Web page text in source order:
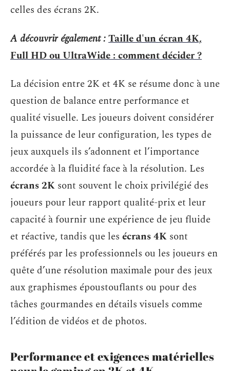
celles des écrans 2K.
A découvrir également :Taille d'un écran 4K,
Full HD ou UltraWide : comment décider ?
La décision entre 2K et 4K se résume donc à une
question de balance entre performance et
qualité visuelle. Les joueurs doivent considérer
la puissance de leur configuration, les types de
jeux auxquels ils s’adonnent et l’importance
accordée à la fluidité face à la résolution. Les
écrans 2K sont souvent le choix privilégié des
joueurs pour leur rapport qualité-prix et leur
capacité à fournir une expérience de jeu fluide
et réactive, tandis que les écrans 4K sont
préférés par les professionnels ou les joueurs en
quête d’une résolution maximale pour des jeux
aux graphismes époustouflants ou pour des
tâches gourmandes en détails visuels comme
l’édition de vidéos et de photos.
Performance et exigences matérielles